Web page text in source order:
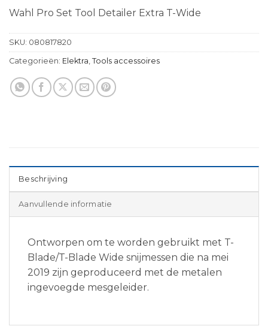
Wahl Pro Set Tool Detailer Extra T-Wide
SKU: 080817820
Categorieën: Elektra Tools accessoires
Beschrijving
Aanvullende informatie
Ontworpen om te worden gebruikt met T-
Blade/T-Blade Wide snijmessen die na mei
2019 zijn geproduceerd met de metalen
ingevoegde mesgeleider.